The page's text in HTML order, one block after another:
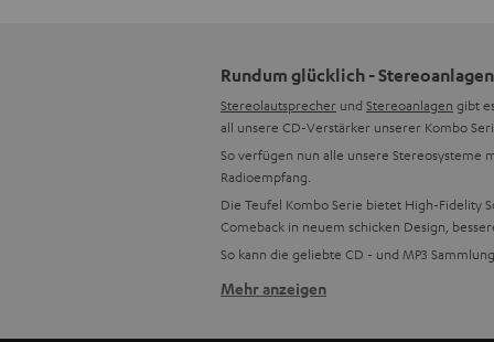
Rundum glücklich -
Stereolautsprecher und Stereoanlagen gibt
all unsere CD-Verstärker unserer Kombo
So verfügen nun alle unsere Stereosysteme
Radioempfang.
Die Teufel Kombo Serie bietet High-Fidelity
Comeback in neuem schicken Design,
So kann die geliebte CD - und MP3
Mehr Funktionen, besserer Sound
Mehr anzeigen